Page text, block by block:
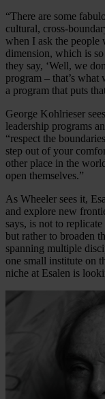
“There are some
cultural, cross-
when I ask the people
dimension, which is
they say, ‘Well, we
program – that’s what
a program that puts
George Kohlrieser
leadership programs
“respect the
step out of your
other place in the
open themselves.”
As Wheeler sees it,
and explore new
says, is not to
but rather to broaden
spanning multiple
one small institute on
niche at Esalen is